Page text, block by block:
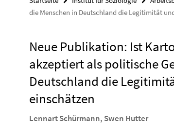
die Menschen in Deutschland die Legitimität
Neue Publikation: Ist
akzeptiert als politische
Deutschland die
einschätzen
Lennart Schürmann, Swen Hutter